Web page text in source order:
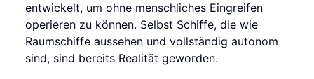
entwickelt, um ohne menschliches Eingreifen
operieren zu können. Selbst Schiffe, die wie
Raumschiffe aussehen und vollständig autonom
sind, sind bereits Realität geworden.